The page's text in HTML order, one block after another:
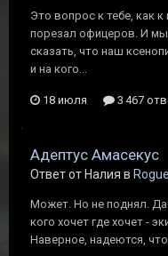
Это вопрос к тебе, как
порезал офицеров. И
сказать, что наш
и на кого...
18 июля 3 467
Адептус Амасекус
Ответ от Налия в
Может. Но не поднял.
кого хочет где хочет -
Наверное, надеются,